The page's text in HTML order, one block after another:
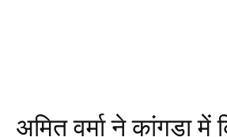
अमित वर्मा ने कांगड़ा में